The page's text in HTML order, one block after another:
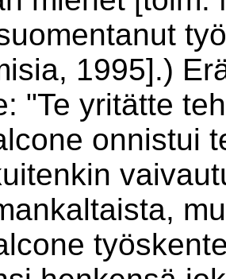
1995].)
"Te yritätte
onnistui